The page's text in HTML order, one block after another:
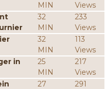
MIN
Views
32
MIN
233
Views
32
MIN
113
Views
in
25
MIN
217
Views
27
291